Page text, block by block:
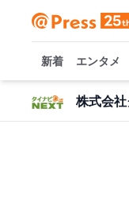
新着 エンタメ
株式会